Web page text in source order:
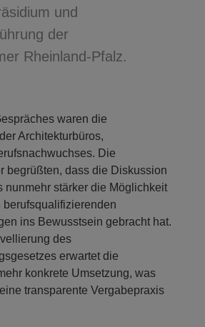
und
der
Rheinland-Pfalz.
waren die
Architekturbüros,
Die
begrüßten, dass die Diskussion
nunmehr stärker die Möglichkeit
ins Bewusstsein gebracht hat.
des
erwartet die
konkrete Umsetzung, was
transparente Vergabepraxis